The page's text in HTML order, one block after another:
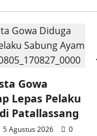
Gowa
Lepas Pelaku
Patallassang
5 Agustus 2026 0